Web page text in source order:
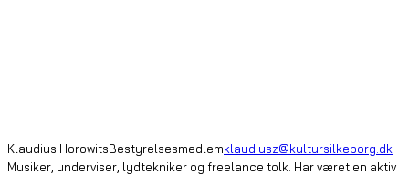
Klaudius HorowitsBestyrelsesmedlemklaudiusz@kultursilkeborg.dk
Musiker, underviser, lydtekniker og freelance tolk. Har været en aktiv